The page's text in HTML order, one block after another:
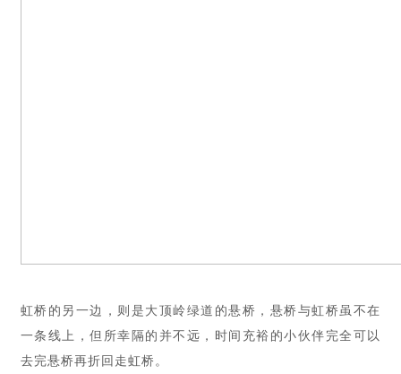
虹桥的另一边，则是大顶岭绿道的悬桥，悬桥与虹桥虽不在
一条线上，但所幸隔的并不远，时间充裕的小伙伴完全可以
去完悬桥再折回走虹桥。